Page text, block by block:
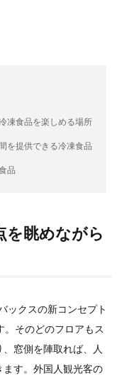
凍食品を楽しめる場所
を提供できる冷凍食品
品
を眺めながら
ックスの新コンセプト
。そのどのフロアもス
窓側を陣取れば、人
す。外国人観光客の